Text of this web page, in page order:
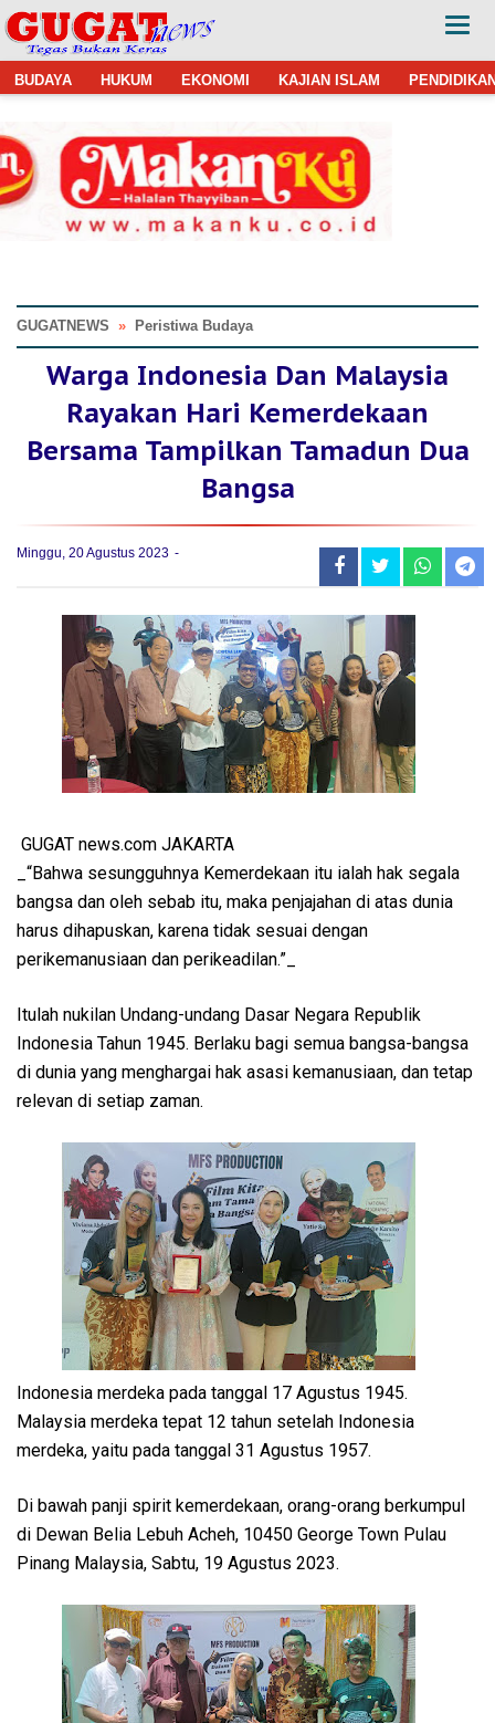
BUDAYA HUKUM EKONOMI KAJIAN ISLAM
GUGATNEWS » Peristiwa Budaya
Warga Indonesia Dan Malaysia
Rayakan Hari Kemerdekaan
Bersama Tampilkan Tamadun Dua
Bangsa
Minggu, 20 Agustus 2023
GUGAT news.com JAKARTA
_“Bahwa sesungguhnya Kemerdekaan itu ialah hak segala
bangsa dan oleh sebab itu, maka penjajahan di atas dunia
harus dihapuskan, karena tidak sesuai dengan
perikemanusiaan dan perikeadilan.”_
Itulah nukilan Undang-undang Dasar Negara Republik
Indonesia Tahun 1945. Berlaku bagi semua bangsa-bangsa
di dunia yang menghargai hak asasi kemanusiaan, dan tetap
relevan di setiap zaman.
Indonesia merdeka pada tanggal 17 Agustus 1945.
Malaysia merdeka tepat 12 tahun setelah Indonesia
merdeka, yaitu pada tanggal 31 Agustus 1957.
Di bawah panji spirit kemerdekaan, orang-orang berkumpul
di Dewan Belia Lebuh Acheh, 10450 George Town Pulau
Pinang Malaysia, Sabtu, 19 Agustus 2023.